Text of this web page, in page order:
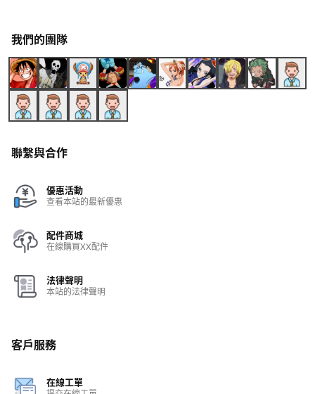
我們的團隊
聯繫與合作
優惠活動
查看本站的最新優惠
配件商城
在線購買XX配件
法律聲明
本站的法律聲明
客戶服務
在線工單